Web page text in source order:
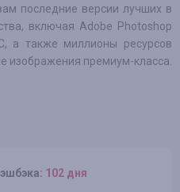
последние версии лучших в
включая Adobe Photoshop
а также миллионы ресурсов
изображения премиум-класса.
102 дня